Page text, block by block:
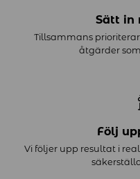
Sätt in
Tillsammans
åtgärder
Följ
Vi följer upp resultat i